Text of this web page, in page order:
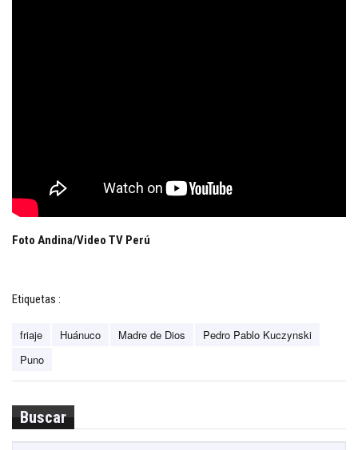
Foto Andina/Video TV Perú
Etiquetas :
friaje Huánuco Madre de Dios
Pedro Pablo Kuczynski
Puno
Buscar